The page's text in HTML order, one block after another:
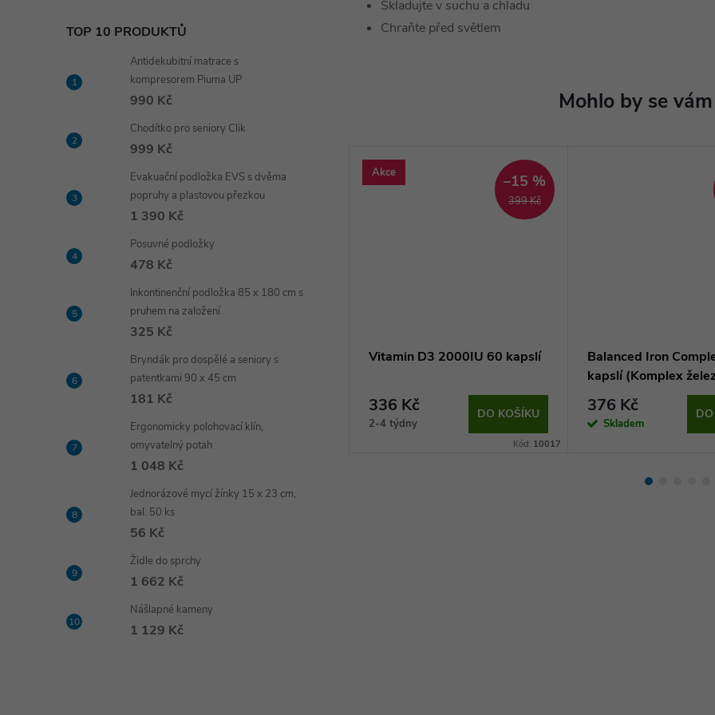
TOP 10 PRODUKTŮ
Antidekubitní matrace s
kompresorem Piuma UP
990 Kč
Chodítko pro seniory Clik
999 Kč
Evakuační podložka EVS s dvěma
popruhy a plastovou přezkou
1 390 Kč
Posuvné podložky
478 Kč
Inkontinenční podložka 85 x 180 cm s
pruhem na založení
325 Kč
Bryndák pro dospělé a seniory s
patentkami 90 x 45 cm
181 Kč
Ergonomicky polohovací klín,
omyvatelný potah
1 048 Kč
Jednorázové mycí žínky 15 x 23 cm,
bal. 50 ks
56 Kč
Židle do sprchy
1 662 Kč
Nášlapné kameny
1 129 Kč
Skladujte v suchu a chladu
Chraňte před světlem
799 Kč
multivitamín
Kód:
Akce –15 %
65+ Multi 60 kapslí (Natural
multivitamín pro seniory)
463 Kč
2 týdny
Akce
399 Kč
–15 %
Vitamin D3 2000IU 60 kapslí
336 Kč
2-4 týdny
DO KOŠÍKU
Kód: 10017
Balanced Iron
kapslí (Komplex
vitamíny)
376 Kč
Skladem